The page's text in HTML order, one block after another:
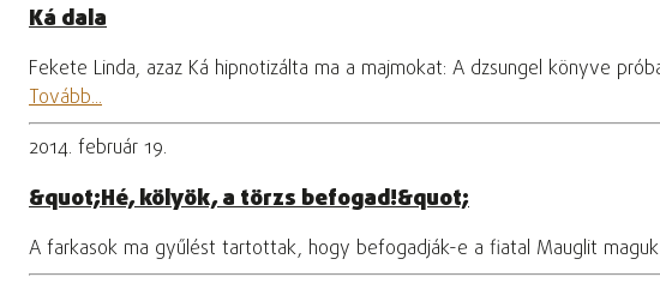
Ká dala
Fekete Linda, azaz Ká hipnotizálta ma a majmokat: A dzsungel könyve
Tovább...
2014. február 19.
&quot;Hé, kölyök, a törzs befogad!&quot;
A farkasok ma gyűlést tartottak, hogy befogadják-e a fiatal Mauglit